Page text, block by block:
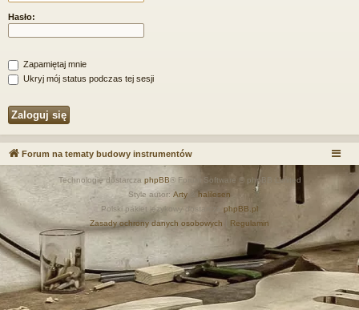
Hasło:
Zapamiętaj mnie
Ukryj mój status podczas tej sesji
Forum na tematy budowy instrumentów
Technologię dostarcza phpBB® Forum Software © phpBB Limited
Style autor: Arty
halilesen
Polski pakiet językowy dostarcza phpBB.pl
Zasady ochrony danych osobowych
Regulamin